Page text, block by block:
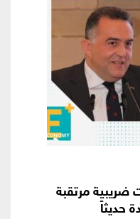
ضريبية مرتقبة
حديثاً